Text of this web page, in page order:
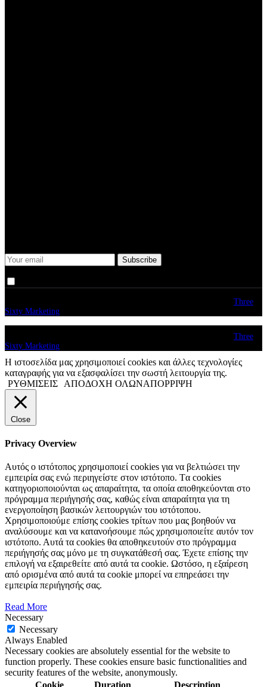
Three
Sixty Marketing
Three
Sixty Marketing
Η ιστοσελίδα μας χρησιμοποιεί cookies και άλλες τεχνολογίες
καταγραφής για να εξασφαλίσει την σωστή λειτουργία της.
ΡΥΘΜΙΣΕΙΣ
ΑΠΟΔΟΧΗ ΟΛΩΝΑΠΟΡΡΙΨΗ
Close
Privacy Overview
Αυτός ο ιστότοπος χρησιμοποιεί cookies για να βελτιώσει την
εμπειρία σας ενώ περιηγείστε στον ιστότοπο. Tα cookies
κατηγοριοποιούνται ως απαραίτητα, τα οποία αποθηκεύονται στο
πρόγραμμα περιήγησής σας, καθώς είναι απαραίτητα για τη
ενεργοποίηση βασικών λειτουργιών του ιστότοπου.
Χρησιμοποιούμε επίσης cookies τρίτων που μας βοηθούν να
αναλύσουμε και να κατανοήσουμε πώς χρησιμοποιείτε αυτόν τον
ιστότοπο. Αυτά τα cookies θα αποθηκευτούν στο πρόγραμμα
περιήγησής σας μόνο με τη συγκατάθεσή σας. Έχετε επίσης την
επιλογή να εξαιρεθείτε από αυτά τα cookie. Ωστόσο, η εξαίρεση
από ορισμένα από αυτά τα cookie μπορεί να επηρεάσει την
εμπειρία περιήγησής σας.
Read More
Necessary
Necessary
Always Enabled
Necessary cookies are absolutely essential for the website to
function properly. These cookies ensure basic functionalities and
security features of the website, anonymously.